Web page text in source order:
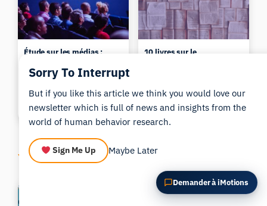
Étude sur les médias :
d'audience
Bryn Farnsworth
Updated 27/05/2026
10 livres sur le
Bryn Farnsworth
Updated 27/05/2026
You might also like these
Demander à iMotions
Sorry To Interrupt
But if you like this article we think you would love our
newsletter which is full of news and insights from the
world of human behavior research.
Sign Me Up Maybe Later